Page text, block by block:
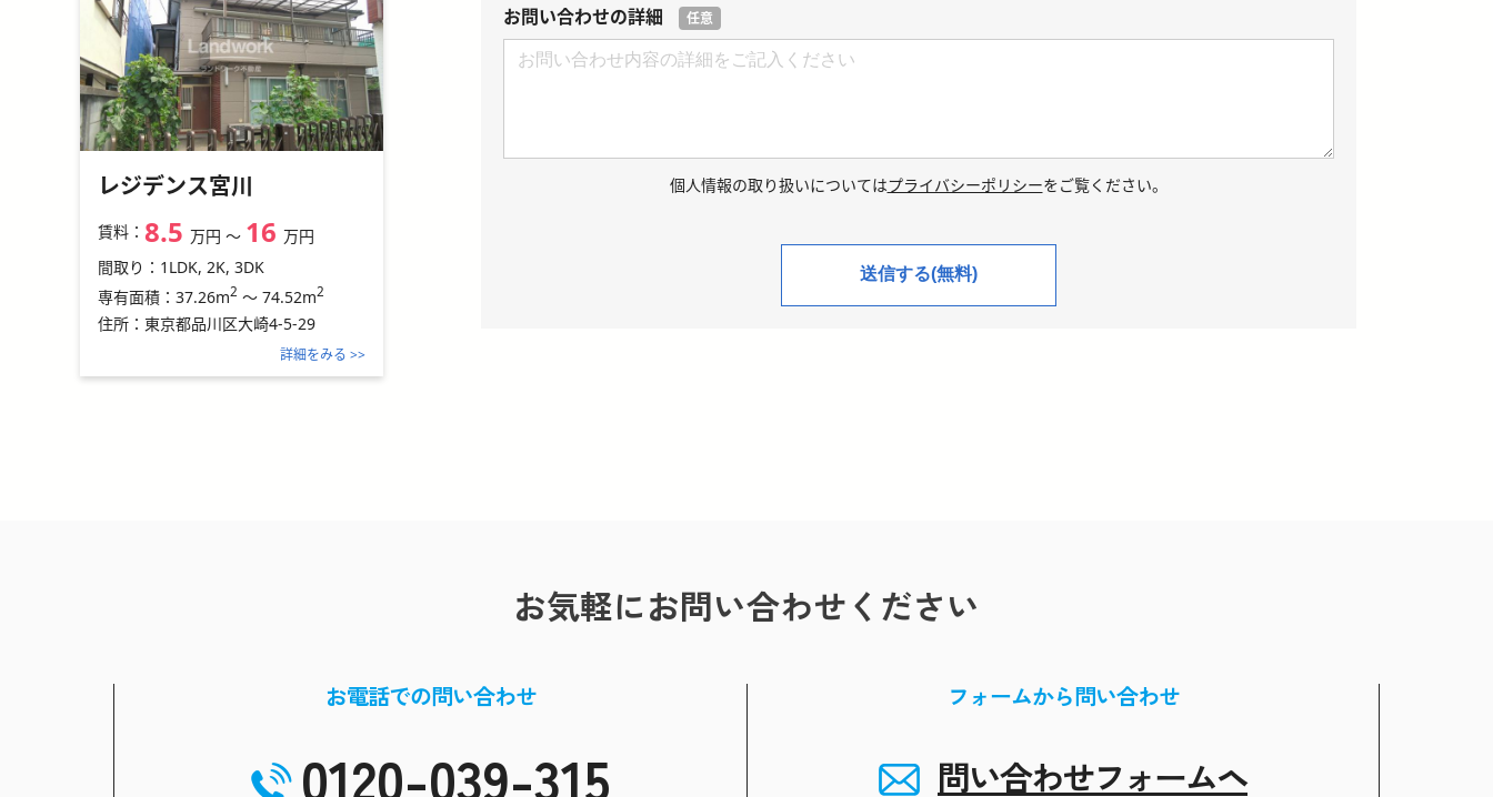
お問い合わせの詳細 任意
個人情報の取り扱いについてはプライバシーポリシーをご覧ください。
レジデンス宮川
賃料： 8.5 万円 〜 16 万円
間取り： 1LDK, 2K, 3DK
専有面積： 37.26m2 ～ 74.52m2
住所： 東京都品川区大崎4-5-29
詳細をみる >>
お気軽にお問い合わせください
お電話での問い合わせ
0120-039-315
フォームから問い合わせ
問い合わせフォームヘ